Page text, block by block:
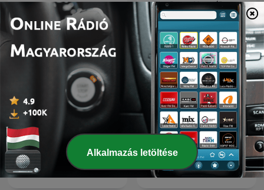
Multi’s Phonk!
The Retro Hour (Retro
Gaming Podcast)
Wat een Week!
AUTO RADIO - MOTO
RADIO
Alkalmazás letöltése